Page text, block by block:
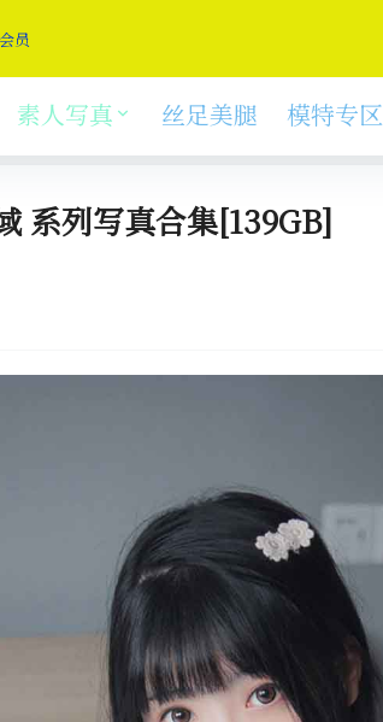
员
素人写真 丝足美腿 模特专区
系列写真合集[139GB]